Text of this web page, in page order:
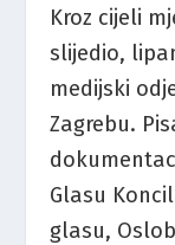
Kroz cijeli
slijedio,
medijski
Zagrebu.
Glasu
glasu,